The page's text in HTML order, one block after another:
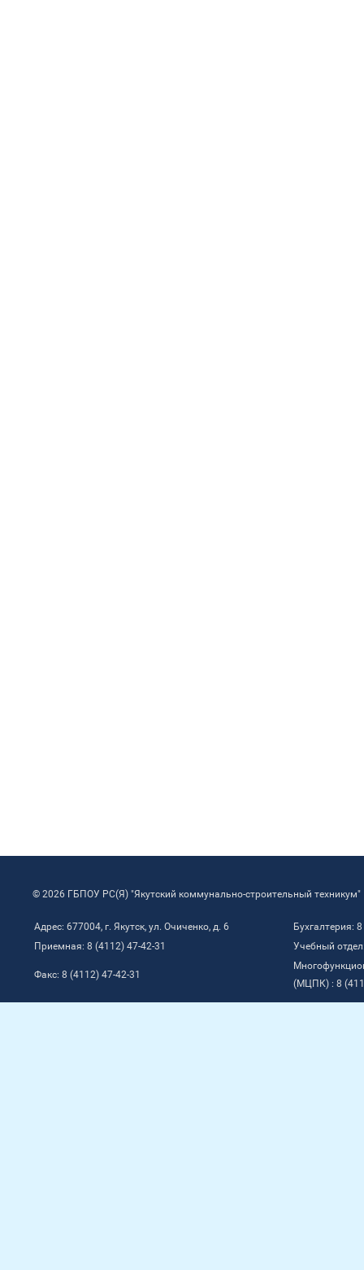
© 2026 ГБПОУ РС(Я) "Якутский коммунально-строительный техникум"
Адрес: 677004, г. Якутск, ул. Очиченко, д. 6
Бухгалтерия:
Приемная: 8 (4112) 47-42-31
Учебный
Факс: 8 (4112) 47-42-31
(МЦПК) : 8